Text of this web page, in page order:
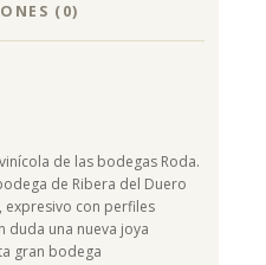
(0)
de las bodegas Roda.
de Ribera del Duero
con perfiles
duda una nueva joya
gran bodega